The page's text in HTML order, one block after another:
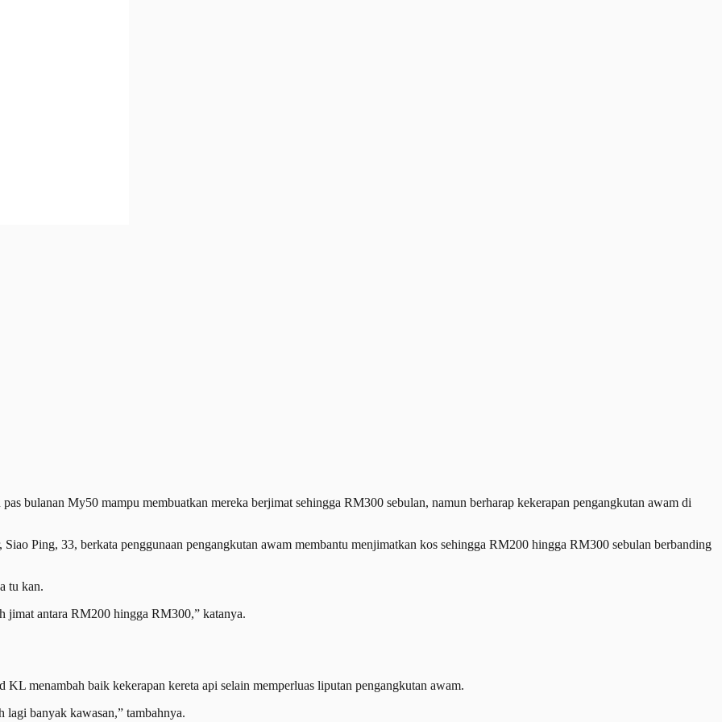
bulanan My50 mampu membuatkan mereka berjimat sehingga RM300 sebulan, namun berharap kekerapan pengangkutan awam di
Ping, 33, berkata penggunaan pengangkutan awam membantu menjimatkan kos sehingga RM200 hingga RM300 sebulan berbanding
tu kan.
jimat antara RM200 hingga RM300,” katanya.
menambah baik kekerapan kereta api selain memperluas liputan pengangkutan awam.
lagi banyak kawasan,” tambahnya.